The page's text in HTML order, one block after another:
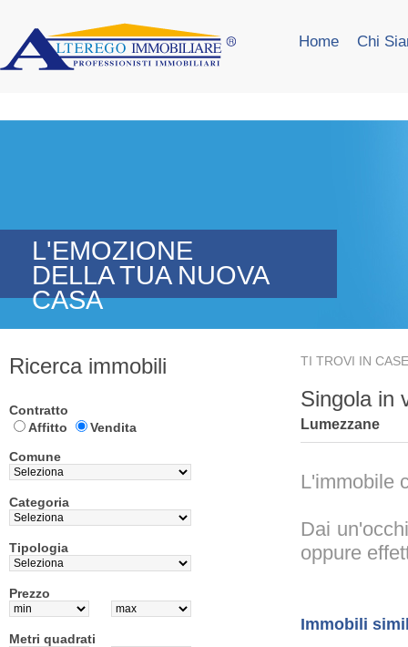
Home Chi
L'EMOZIONE
DELLA TUA NUOVA
CASA
Ricerca immobili
Contratto
Affitto
Vendita
Comune
Categoria
Tipologia
Prezzo
Metri quadrati
TI TROVI IN
Singola in
Lumezzane
L'immobile
Dai
oppure
Immobili